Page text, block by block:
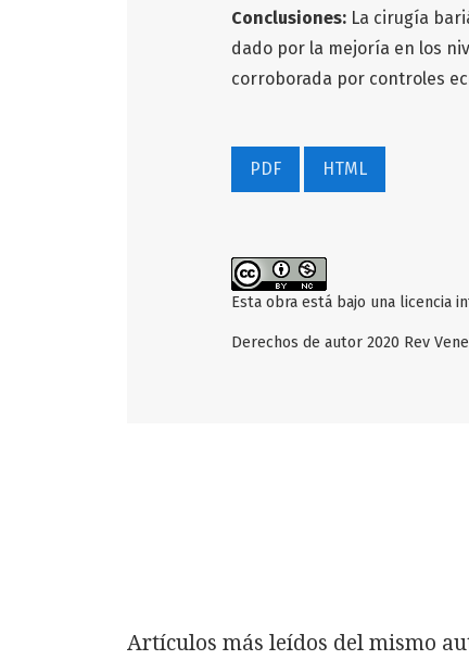
Conclusiones: La cirugía
dado por la mejoría en los
corroborada por controles
PDF HTML
Esta obra está bajo una licencia
Derechos de autor 2020 Rev
Artículos más leídos del mismo